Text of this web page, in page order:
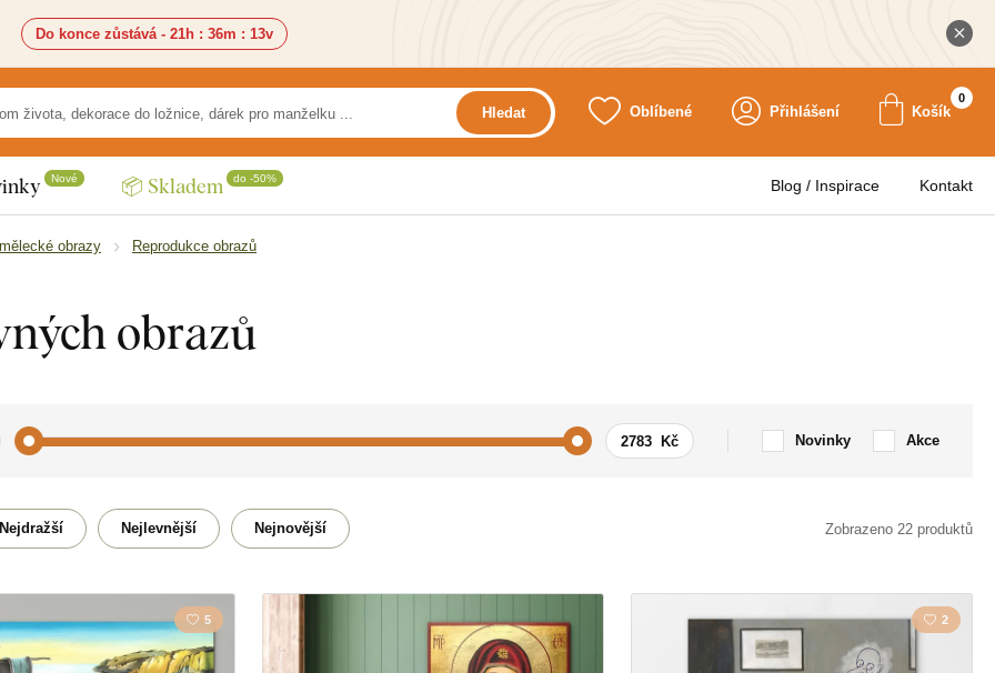
Do konce zůstává - 21h : 36m : 11v
Hledat Oblíbené Přihlášení Košík
0
Nové 📦 Skladem do -50% Blog / Inspirace Kontakt
obrazy Reprodukce obrazů
obrazů
Novinky Akce
Cestování
Portrét
Nejdražší Nejlevnější Nejnovější Zobrazeno 22 produktů
5 2